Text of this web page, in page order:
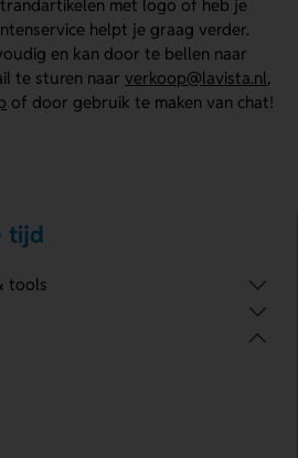
met logo of heb je
helpt je graag verder.
en kan door te bellen naar
te sturen naar verkoop@lavista.nl,
of door gebruik te maken van chat!
tijd
tools